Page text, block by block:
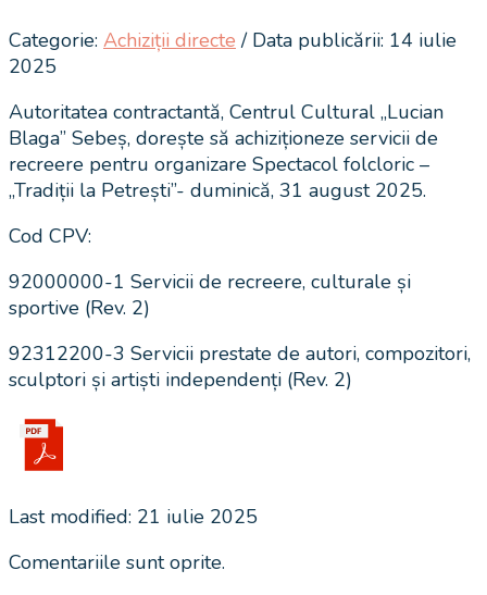
Categorie: Achiziții directe / Data publicării: 14 iulie
2025
Autoritatea contractantă, Centrul Cultural „Lucian
Blaga” Sebeș, dorește să achiziționeze servicii de
recreere pentru organizare Spectacol folcloric –
„Tradiții la Petrești”- duminică, 31 august 2025.
Cod CPV:
92000000-1 Servicii de recreere, culturale și
sportive (Rev. 2)
92312200-3 Servicii prestate de autori, compozitori,
sculptori și artiști independenți (Rev. 2)
Last modified: 21 iulie 2025
Comentariile sunt oprite.